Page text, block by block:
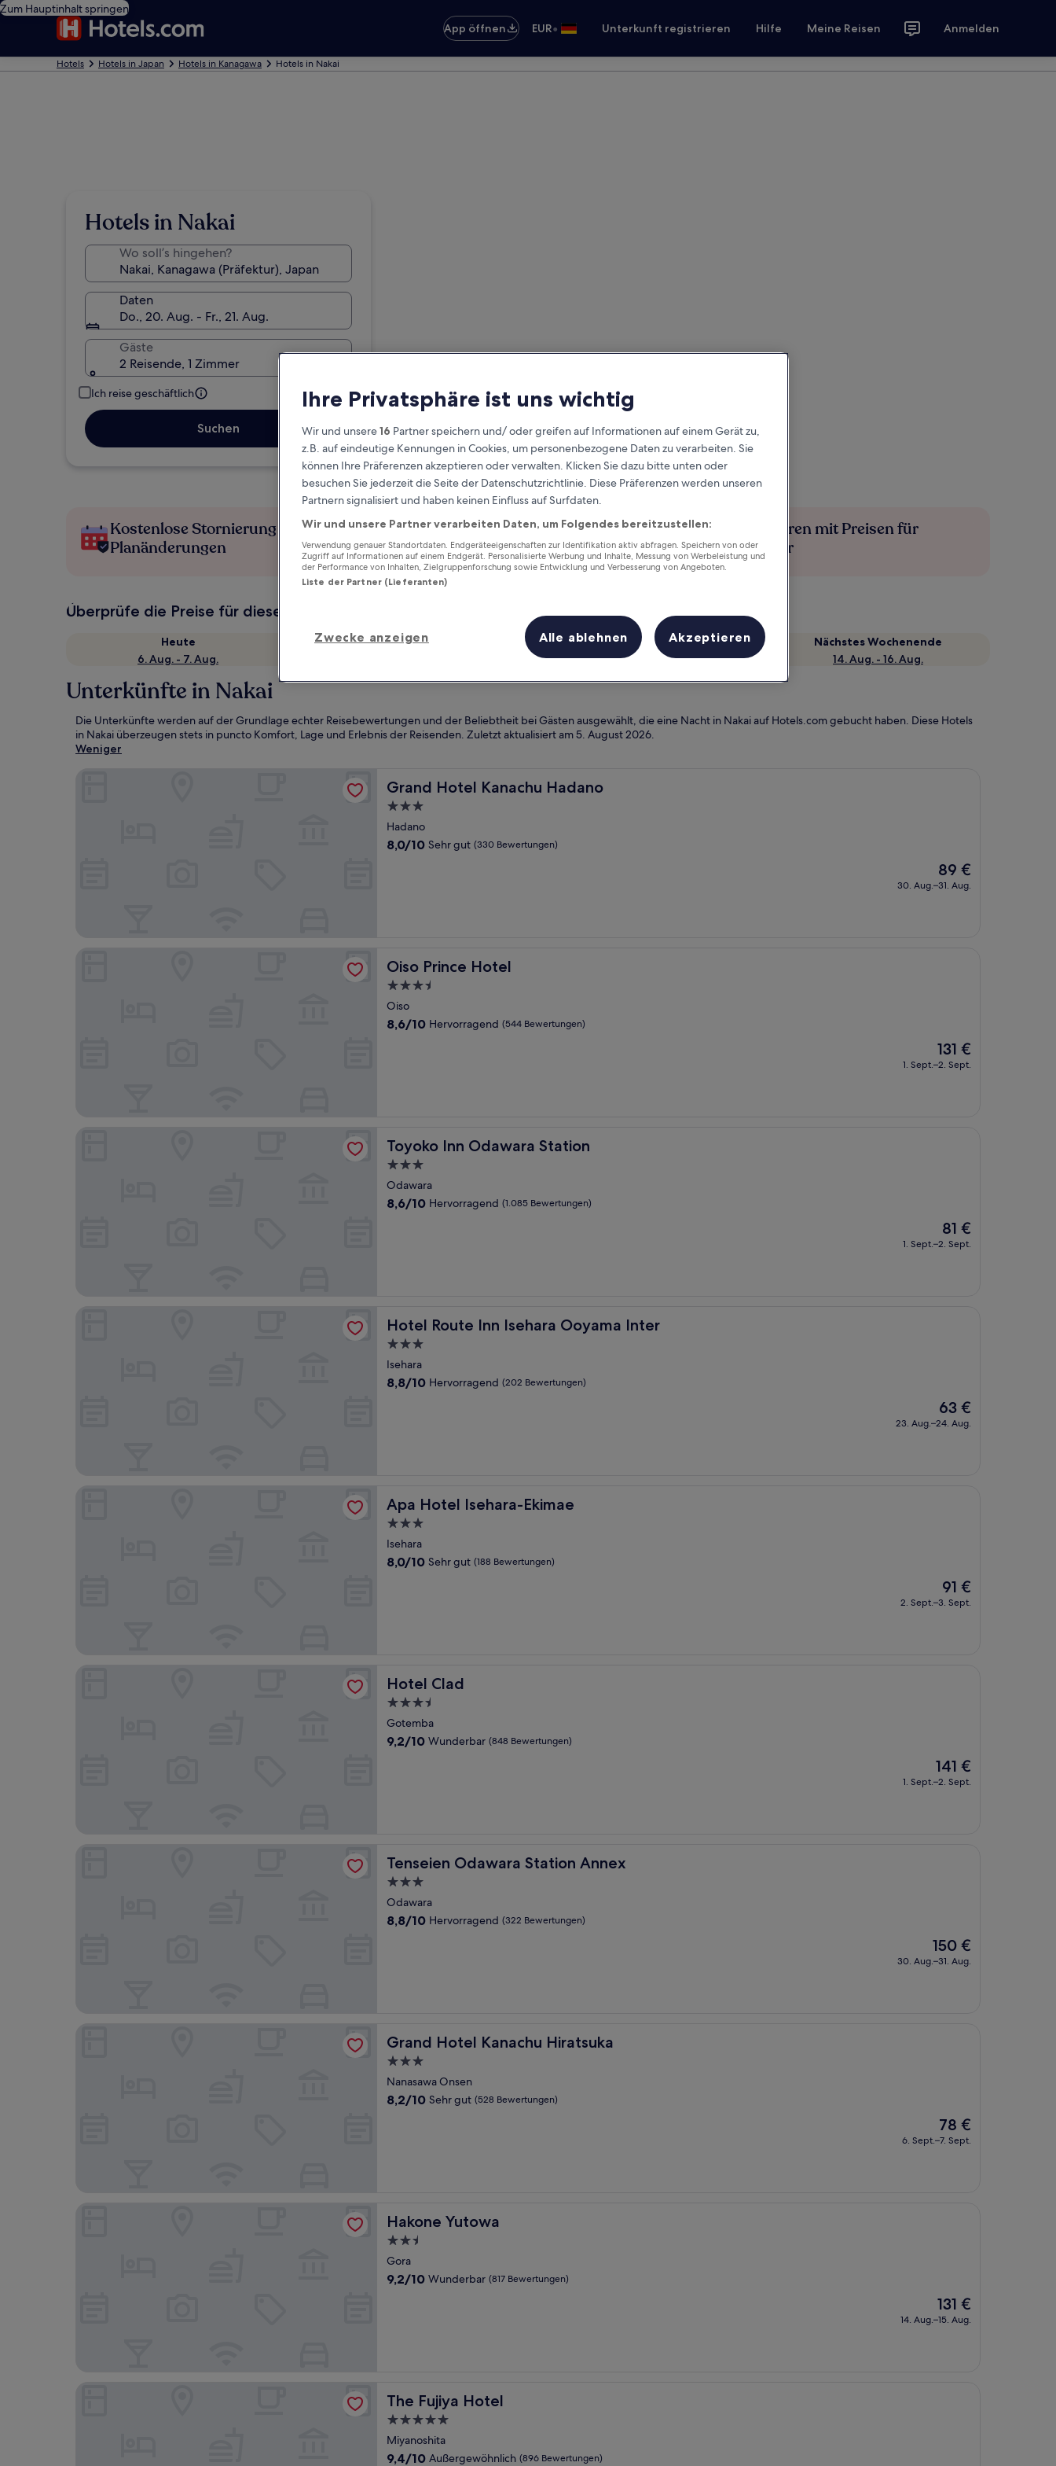
Zum Hauptinhalt springen
App öffnen
EUR• Unterkunft registrieren Hilfe Meine Reisen Anmelden
Hotels Hotels in Japan Hotels in Kanagawa Hotels in Nakai
Hotels in Nakai
Wo soll’s hingehen?
Daten
Do., 20. Aug. - Fr., 21. Aug.
Gäste
2 Reisende, 1 Zimmer
Ich reise geschäftlich
Suchen
Kostenlose Stornierung bei
Planänderungen
Verdiene Prämien für jede
wahrgenommene Übernachtung
Mehr sparen mit Preisen für
Mitglieder
Überprüfe die Preise für diese Daten
Heute
6. Aug. - 7. Aug.
Morgen
Dieses Wochenende
7. Aug. - 9. Aug.
Nächstes Wochenende
14. Aug. - 16. Aug.
Unterkünfte in Nakai
Die Unterkünfte werden auf der Grundlage echter Reisebewertungen und der Beliebtheit bei Gästen ausgewählt, die eine Nacht in Nakai auf Hotels.com gebucht haben. Diese Hotels
in Nakai überzeugen stets in puncto Komfort, Lage und Erlebnis der Reisenden. Zuletzt aktualisiert am5. August 2026.
Weniger
Grand Hotel Kanachu Hadano
Grand Hotel Kanachu Hadano
3.0-
Sterne-
Unterkunft
Hadano
8.0
8,0/10 Sehr gut (330 Bewertungen)
Der
Preis
beträgt
89 €
30. Aug.–31. Aug.
Oiso Prince Hotel
Oiso Prince Hotel
3.5-
Sterne-
Unterkunft
Oiso
8.6
8,6/10 Hervorragend (544 Bewertungen)
Der
Preis
beträgt
131 €
1. Sept.–2. Sept.
Toyoko Inn Odawara Station
Toyoko Inn Odawara Station
3.0-
Sterne-
Unterkunft
Odawara
8.6
8,6/10 Hervorragend (1.085 Bewertungen)
Der
Preis
beträgt
81 €
1. Sept.–2. Sept.
Hotel Route Inn Isehara Ooyama Inter
Hotel Route Inn Isehara Ooyama Inter
3.0-
Sterne-
Unterkunft
Isehara
8.8
8,8/10 Hervorragend (202 Bewertungen)
Der
Preis
beträgt
63 €
23. Aug.–24. Aug.
Apa Hotel Isehara-Ekimae
Apa Hotel Isehara-Ekimae
3.0-
Sterne-
Unterkunft
Isehara
8.0
8,0/10 Sehr gut (188 Bewertungen)
Der
Preis
beträgt
91 €
2. Sept.–3. Sept.
Hotel Clad
Hotel Clad
3.5-
Sterne-
Unterkunft
Gotemba
9.2
9,2/10 Wunderbar (848 Bewertungen)
Der
Preis
beträgt
141 €
1. Sept.–2. Sept.
Tenseien Odawara Station Annex
Tenseien Odawara Station Annex
3.0-
Sterne-
Unterkunft
Odawara
8.8
8,8/10 Hervorragend (322 Bewertungen)
Der
Preis
beträgt
150 €
30. Aug.–31. Aug.
Grand Hotel Kanachu Hiratsuka
Grand Hotel Kanachu Hiratsuka
3.0-
Sterne-
Unterkunft
Nanasawa Onsen
8.2
8,2/10 Sehr gut (528 Bewertungen)
Der
Preis
beträgt
78 €
6. Sept.–7. Sept.
Hakone Yutowa
Hakone Yutowa
2.5-
Sterne-
Unterkunft
Gora
9.2
9,2/10 Wunderbar (817 Bewertungen)
Der
Preis
beträgt
131 €
14. Aug.–15. Aug.
The Fujiya Hotel
The Fujiya Hotel
5.0-
Sterne-
Unterkunft
Miyanoshita
9.4
9,4/10 Außergewöhnlich (896 Bewertungen)
Ihre Privatsphäre ist uns wichtig
Wir und unsere16 Partner speichern und/ oder greifen auf Informationen auf einem Gerät zu,
z.B. auf eindeutige Kennungen in Cookies, um personenbezogene Daten zu verarbeiten. Sie
können Ihre Präferenzen akzeptieren oder verwalten. Klicken Sie dazu bitte unten oder
besuchen Sie jederzeit die Seite der Datenschutzrichtlinie. Diese Präferenzen werden unseren
Partnern signalisiert und haben keinen Einfluss auf Surfdaten.
Wir und unsere Partner verarbeiten Daten, um Folgendes bereitzustellen:
Verwendung genauer Standortdaten. Endgeräteeigenschaften zur Identifikation aktiv abfragen. Speichern von oder
Zugriff auf Informationen auf einem Endgerät. Personalisierte Werbung und Inhalte, Messung von Werbeleistung und
der Performance von Inhalten, Zielgruppenforschung sowie Entwicklung und Verbesserung von Angeboten.
Liste der Partner (Lieferanten)
Zwecke anzeigen Alle ablehnen Akzeptieren